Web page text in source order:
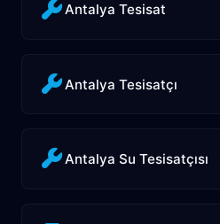
Antalya Tesisat
Antalya Tesisatçı
Antalya Su Tesisatçısı